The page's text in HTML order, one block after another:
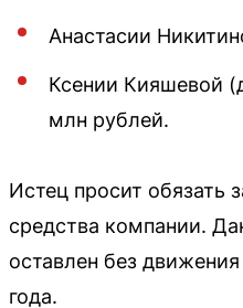
Анастасии
Ксении Кияшевой
млн рублей.
Истец просит обязать
средства компании.
оставлен без
года.